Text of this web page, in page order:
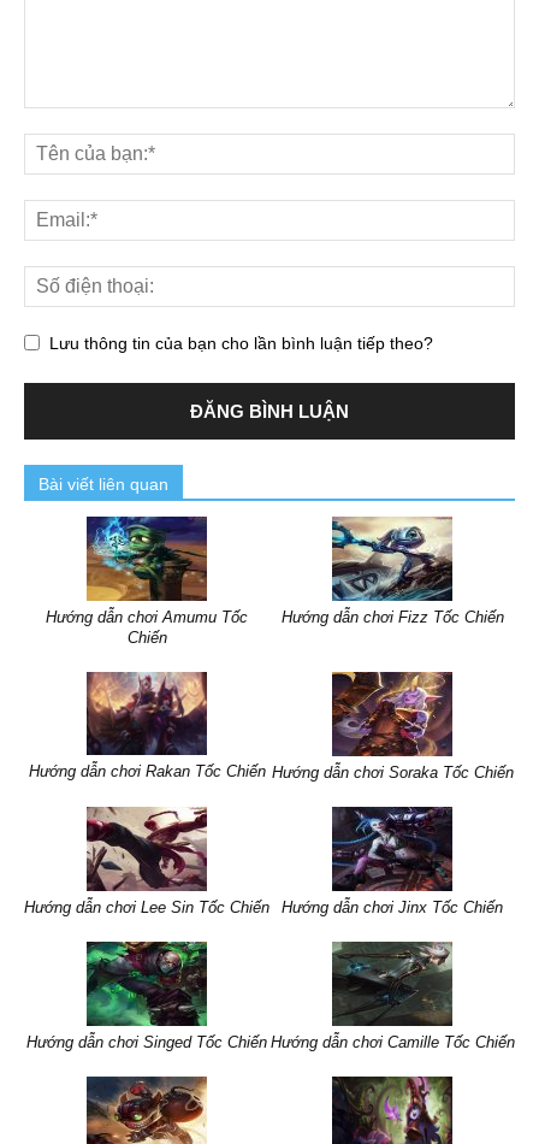
Lưu thông tin của bạn cho lần bình luận tiếp theo?
Bài viết liên quan
Hướng dẫn chơi Amumu Tốc
Chiến
Hướng dẫn chơi Fizz Tốc Chiến
Hướng dẫn chơi Rakan Tốc Chiến Hướng dẫn chơi Soraka Tốc Chiến
Hướng dẫn chơi Lee Sin Tốc Chiến Hướng dẫn chơi Jinx Tốc Chiến
Hướng dẫn chơi Singed Tốc Chiến Hướng dẫn chơi Camille Tốc Chiến